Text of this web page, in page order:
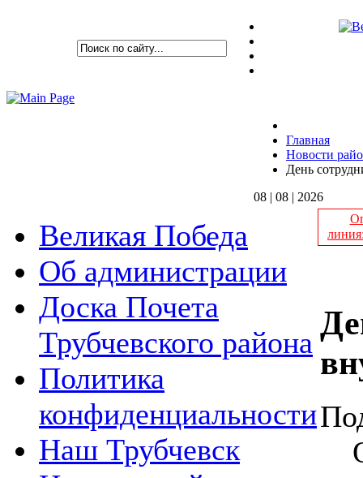
Главная
Новости
День
08 | 08 | 2026
Великая Победа
Об администрации
Доска Почета
Трубчевского района
Политика
конфиденциальности
Наш Трубчевск